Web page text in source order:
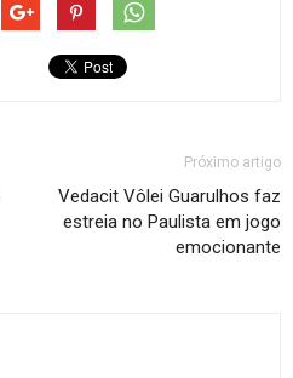
Próximo artigo
Vedacit Vôlei Guarulhos faz
estreia no Paulista em jogo
emocionante